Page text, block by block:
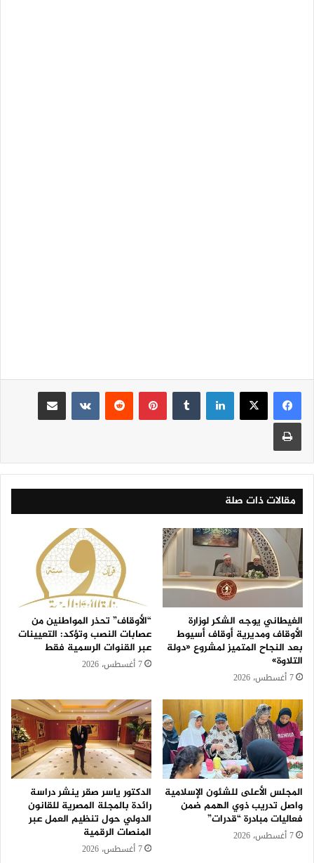
لينكدإن بينتيريست
مقالات ذات صلة
الغيطاني يوجه الشكر لوزارة
الأوقاف ومديرية أوقاف أسيوط
بعد النجاح المتميز لمشروع «دولة
التلاوة»
7 أغسطس، 2026
“الأوقاف” تحذر المواطنين من
عصابات النصب وتؤكد: التعيينات
عبر القنوات الرسمية فقط
7 أغسطس، 2026
المجلس الأعلى للشئون الإسلامية
واصل تدريب ذوي الهمم ضمن
فعاليات مبادرة “قدرات”
7 أغسطس، 2026
الدكتور ياسر صقر ينشر دراسة
رائدة بالمجلة المصرية للقانون
الدولي حول تنظيم العمل عبر
المنصات الرقمية
7 أغسطس، 2026